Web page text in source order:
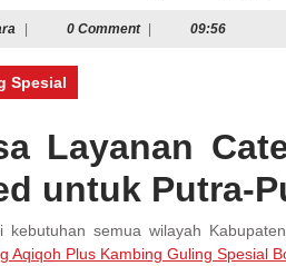
Kambinggulingjuara
0 Comment 09:56
Spesial
Layanan
untuk Putra-
kebutuhan semua wilayah
Aqiqoh Plus Kambing Guling Spesial